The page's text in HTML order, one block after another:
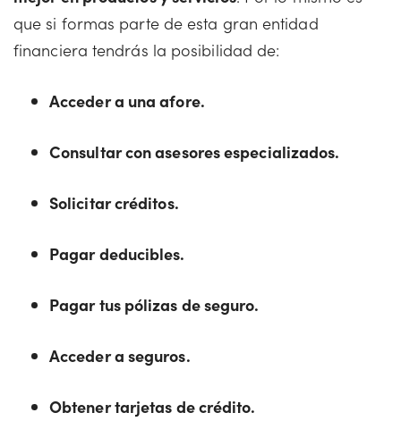
que si formas parte de esta gran entidad
financiera tendrás la posibilidad de:
Acceder a una afore.
Consultar con asesores especializados.
Solicitar créditos.
Pagar deducibles.
Pagar tus pólizas de seguro.
Acceder a seguros.
Obtener tarjetas de crédito.